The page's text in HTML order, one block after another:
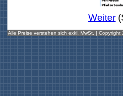
Weiter
Alle Preise verstehen sich exkl. MwSt. |